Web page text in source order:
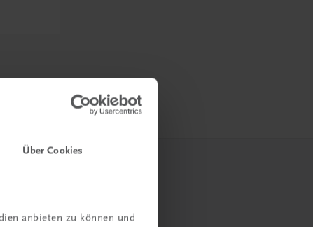
Über Cookies
anbieten zu können und